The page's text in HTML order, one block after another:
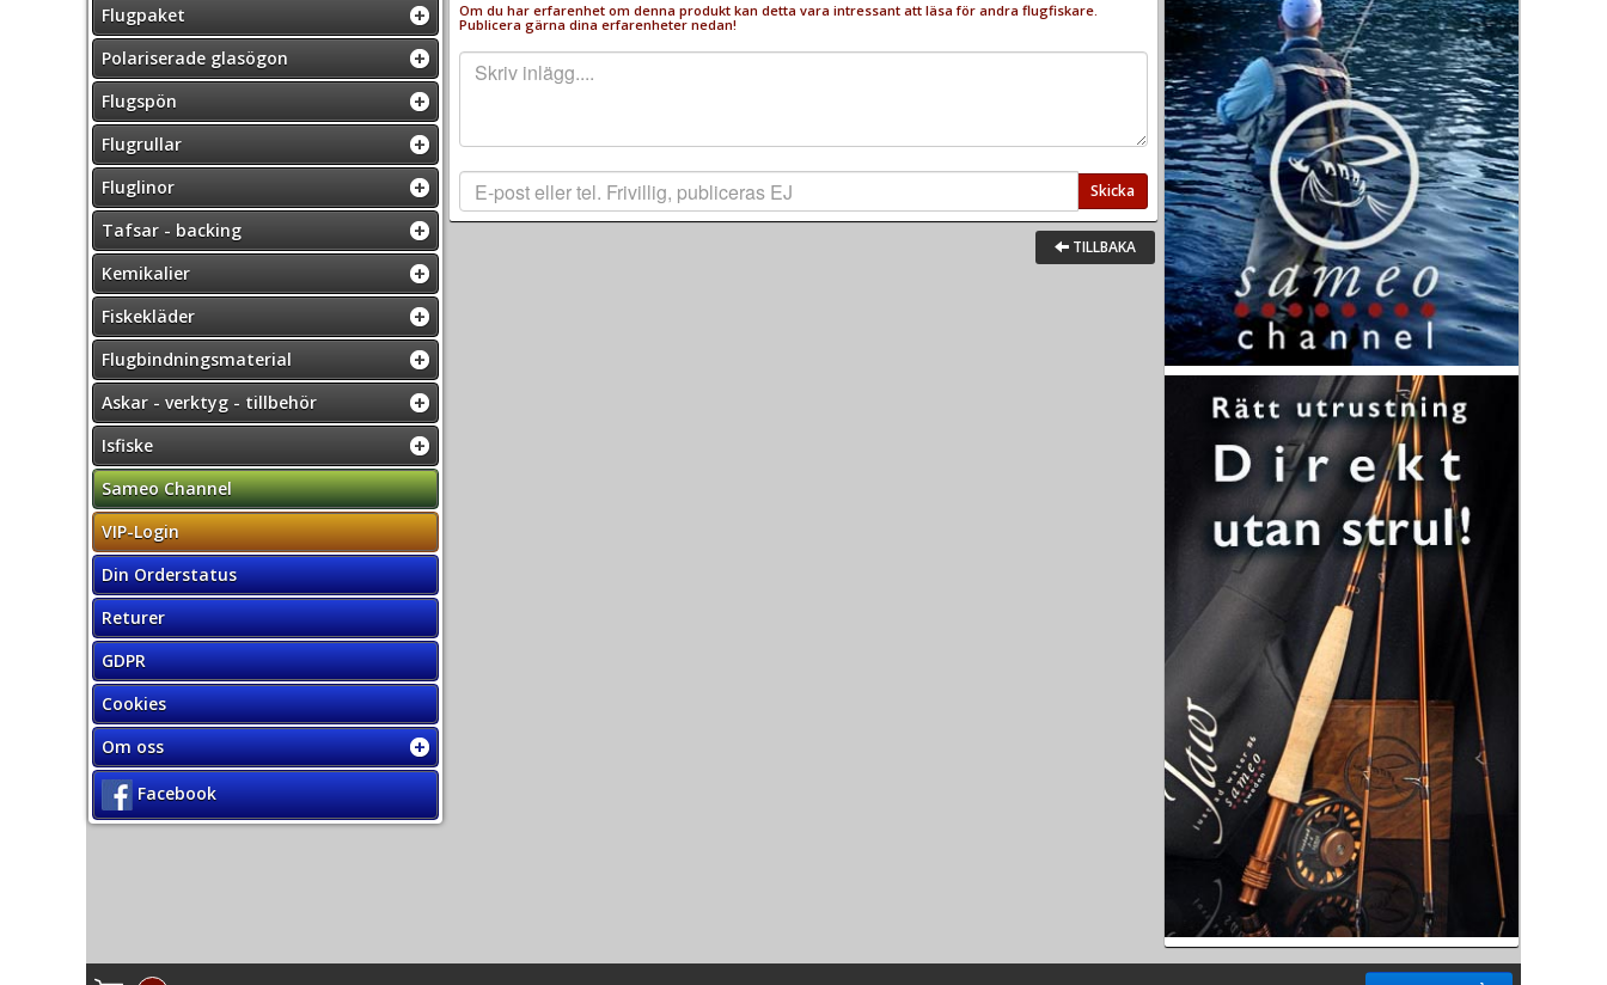
Flugpaket
Polariserade glasögon
Flugspön
Flugrullar
Fluglinor
Tafsar - backing
Kemikalier
Fiskekläder
Flugbindningsmaterial
Askar - verktyg - tillbehör
Isfiske
Sameo Channel
VIP-Login
Din Orderstatus
Returer
GDPR
Cookies
Om oss
Facebook
Om du har erfarenhet om denna produkt kan detta vara intressant att läsa för andra flugfiskare.
Publicera gärna dina erfarenheter nedan!
Skicka
TILLBAKA